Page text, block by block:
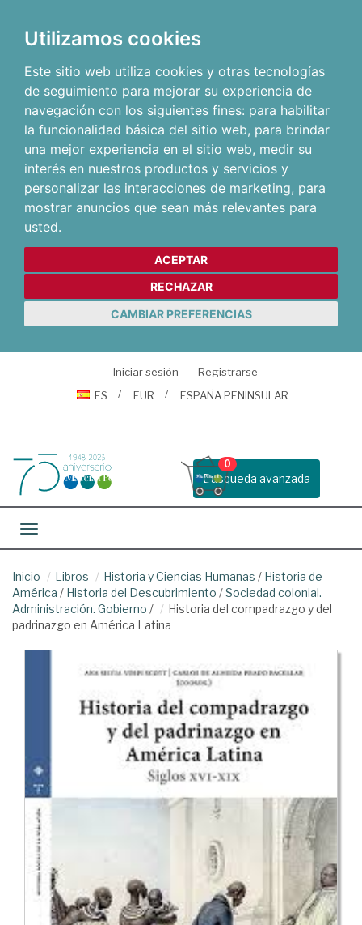
Utilizamos cookies
Este sitio web utiliza cookies y otras tecnologías
de seguimiento para mejorar su experiencia de
navegación con los siguientes fines: para habilitar
la funcionalidad básica del sitio web, para brindar
una mejor experiencia en el sitio web, medir su
interés en nuestros productos y servicios y
personalizar las interacciones de marketing, para
mostrar anuncios que sean más relevantes para
usted.
ACEPTAR
RECHAZAR
CAMBIAR PREFERENCIAS
Iniciar sesión
Registrarse
ES
EUR ESPAÑA PENINSULAR
Busqueda avanzada
0
Toggle navigation
Inicio Libros Historia y Ciencias Humanas / Historia de
América / Historia del Descubrimiento /Sociedad colonial.
Administración. Gobierno /
Historia del compadrazgo y del
padrinazgo en América Latina